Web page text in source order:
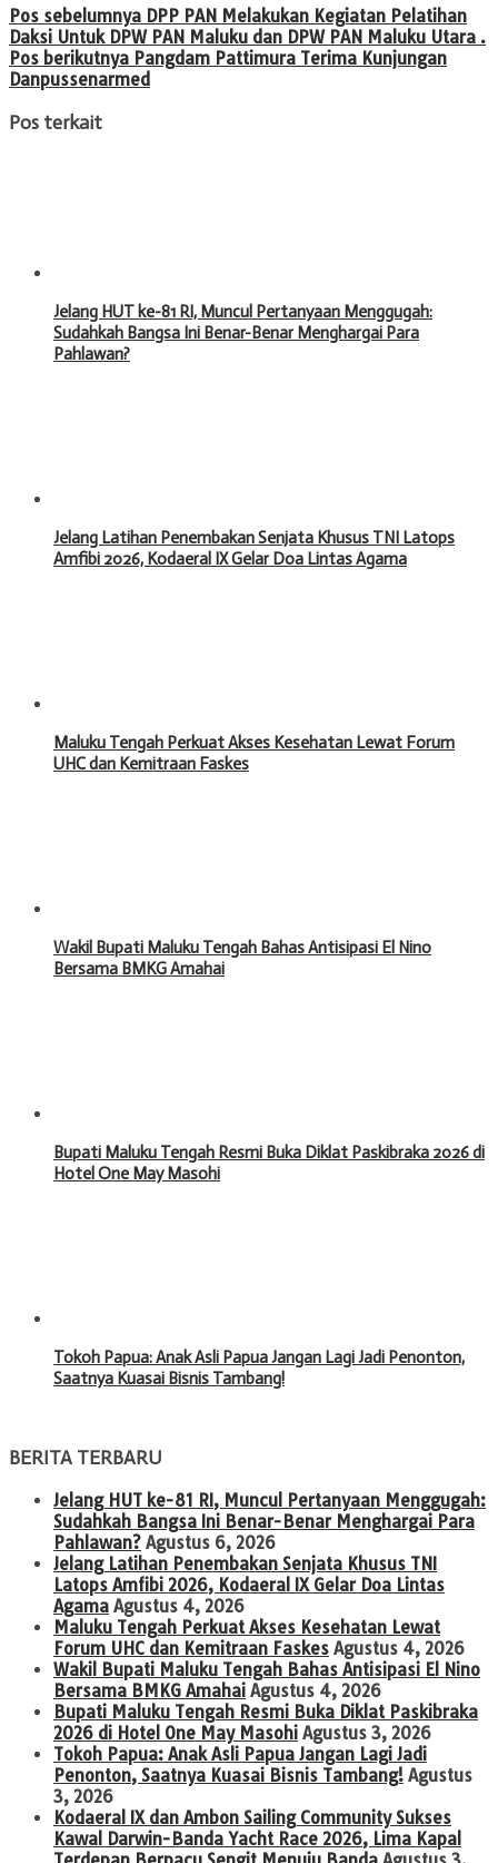
Pos sebelumnya DPP PAN Melakukan Kegiatan Pelatihan
Daksi Untuk DPW PAN Maluku dan DPW PAN Maluku Utara .
Pos berikutnya Pangdam Pattimura Terima Kunjungan
Danpussenarmed
Pos terkait
Jelang HUT ke-81 RI, Muncul Pertanyaan Menggugah:
Sudahkah Bangsa Ini Benar-Benar Menghargai Para
Pahlawan?
Jelang Latihan Penembakan Senjata Khusus TNI Latops
Amfibi 2026, Kodaeral IX Gelar Doa Lintas Agama
Maluku Tengah Perkuat Akses Kesehatan Lewat Forum
UHC dan Kemitraan Faskes
Wakil Bupati Maluku Tengah Bahas Antisipasi El Nino
Bersama BMKG Amahai
Bupati Maluku Tengah Resmi Buka Diklat Paskibraka 2026 di
Hotel One May Masohi
Tokoh Papua: Anak Asli Papua Jangan Lagi Jadi Penonton,
Saatnya Kuasai Bisnis Tambang!
BERITA TERBARU
Jelang HUT ke-81 RI, Muncul Pertanyaan Menggugah:
Sudahkah Bangsa Ini Benar-Benar Menghargai Para
Pahlawan? Agustus 6, 2026
Jelang Latihan Penembakan Senjata Khusus TNI
Latops Amfibi 2026, Kodaeral IX Gelar Doa Lintas
Agama Agustus 4, 2026
Maluku Tengah Perkuat Akses Kesehatan Lewat
Forum UHC dan Kemitraan Faskes Agustus 4, 2026
Wakil Bupati Maluku Tengah Bahas Antisipasi El Nino
Bersama BMKG Amahai Agustus 4, 2026
Bupati Maluku Tengah Resmi Buka Diklat Paskibraka
2026 di Hotel One May Masohi Agustus 3, 2026
Tokoh Papua: Anak Asli Papua Jangan Lagi Jadi
Penonton, Saatnya Kuasai Bisnis Tambang! Agustus
3, 2026
Kodaeral IX dan Ambon Sailing Community Sukses
Kawal Darwin-Banda Yacht Race 2026, Lima Kapal